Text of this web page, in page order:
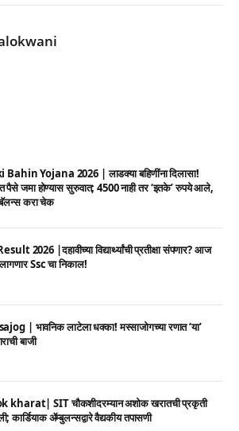
Bahin Yojana 2026 | लाडक्या बहिणींना दिलासा!
पैसे जमा होण्यास सुरुवात; 4500 नाही तर ‘इतके’ रुपये आले,
करा चेक
2026 |दहावीच्या विद्यार्थ्यांची प्रतीक्षा संपणार? आज
लागणार Ssc चा निकाल!
| भावनिक लाटेला धक्का! मस्साजोगच्या रणात ‘या’
बाजी
kharat| SIT चौकशीदरम्यान अशोक खरातची प्रकृती
कार्डियाक ॲम्बुलन्सद्वारे वैद्यकीय तपासणी